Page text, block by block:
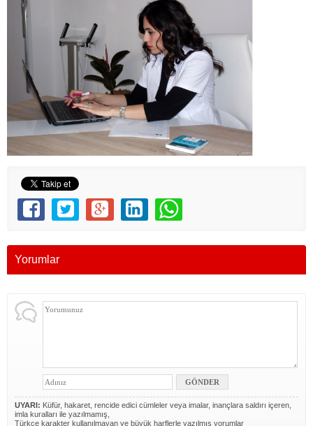
Yorumlar
UYARI: Küfür, hakaret, rencide edici cümleler veya imalar, inançlara saldırı içeren,
imla kuralları ile yazılmamış,
Türkçe karakter kullanılmayan ve büyük harflerle yazılmış yorumlar